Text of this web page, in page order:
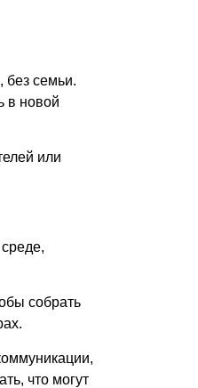
без семьи.
в новой
или
собрать
что могут